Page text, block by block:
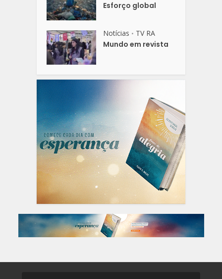
Esforço global
Notícias • TV RA
Mundo em revista